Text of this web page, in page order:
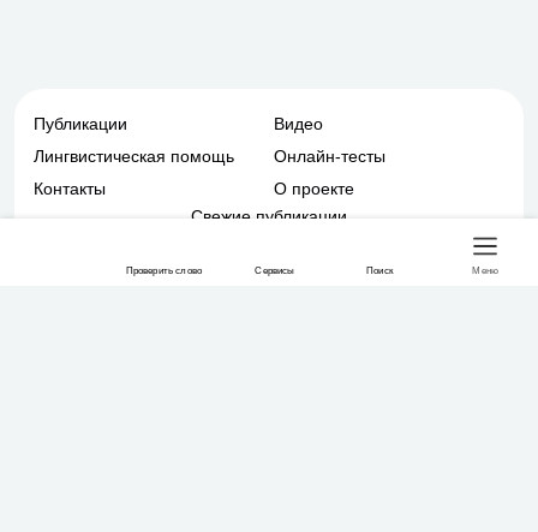
Проверить слово Сервисы Поиск Меню
Публикации
Видео
Лингвистическая помощь
Онлайн-тесты
Контакты
О проекте
Свежие публикации
Присоединяйтесь к нам